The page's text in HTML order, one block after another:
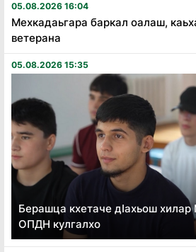
05.08.2026 16:04
Мехкадаьгара баркал оалаш,
ветерана
05.08.2026 15:35
Берашца кхетаче дӏахьош хилар
ОПДН кулгалхо